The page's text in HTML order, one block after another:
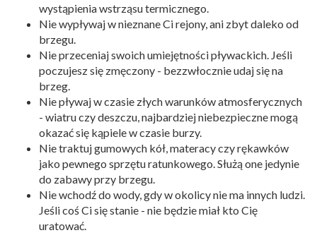
wystąpienia wstrząsu termicznego.
Nie wypływaj w nieznane Ci rejony, ani zbyt daleko od
brzegu.
Nie przeceniaj swoich umiejętności pływackich. Jeśli
poczujesz się zmęczony - bezzwłocznie udaj się na
brzeg.
Nie pływaj w czasie złych warunków atmosferycznych
- wiatru czy deszczu, najbardziej niebezpieczne mogą
okazać się kąpiele w czasie burzy.
Nie traktuj gumowych kół, materacy czy rękawków
jako pewnego sprzętu ratunkowego. Służą one jedynie
do zabawy przy brzegu.
Nie wchodź do wody, gdy w okolicy nie ma innych ludzi.
Jeśli coś Ci się stanie - nie będzie miał kto Cię
uratować.